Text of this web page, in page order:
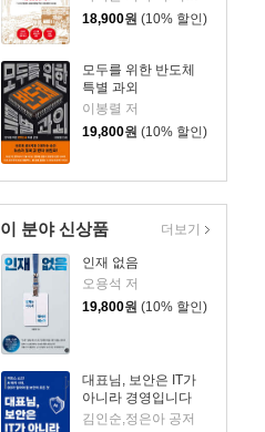
18,900원 (10% 할인)
모두를 위한 반도체
특별 과외
이봉렬 저
19,800원 (10% 할인)
이 분야 신상품
인재 없음
오용석 저
19,800원 (10% 할인)
대표님, 보안은 IT가
아니라 경영입니다
김인순,정은아 공저
더보기